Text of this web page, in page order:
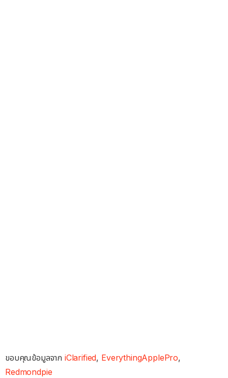
ขอบคุณข้อมูลจาก iClarified, EverythingApplePro,
Redmondpie